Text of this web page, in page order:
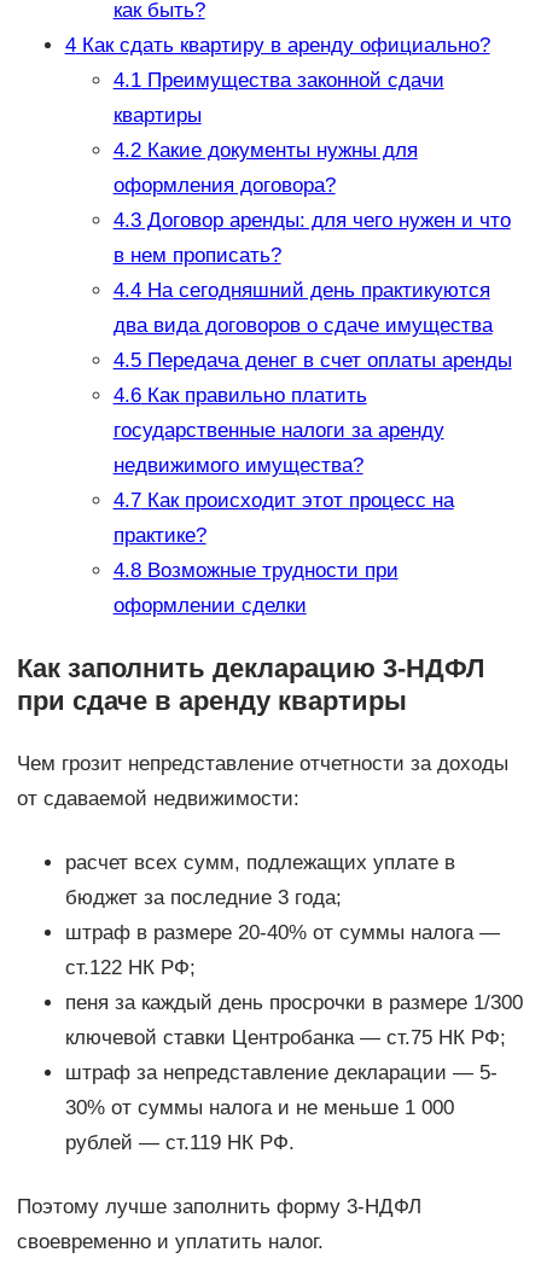
как быть?
4Как сдать квартиру в аренду официально?
4.1Преимущества законной сдачи
квартиры
4.2Какие документы нужны для
оформления договора?
4.3Договор аренды: для чего нужен и что
в нем прописать?
4.4На сегодняшний день практикуются
два вида договоров о сдаче имущества
4.5Передача денег в счет оплаты аренды
4.6Как правильно платить
государственные налоги за аренду
недвижимого имущества?
4.7Как происходит этот процесс на
практике?
4.8Возможные трудности при
оформлении сделки
Как заполнить декларацию 3-НДФЛ
при сдаче в аренду квартиры
Чем грозит непредставление отчетности за доходы
от сдаваемой недвижимости:
расчет всех сумм, подлежащих уплате в
бюджет за последние 3 года;
штраф в размере 20-40% от суммы налога —
ст.122 НК РФ;
пеня за каждый день просрочки в размере 1/300
ключевой ставки Центробанка — ст.75 НК РФ;
штраф за непредставление декларации — 5-
30% от суммы налога и не меньше 1 000
рублей — ст.119 НК РФ.
Поэтому лучше заполнить форму 3-НДФЛ
своевременно и уплатить налог.